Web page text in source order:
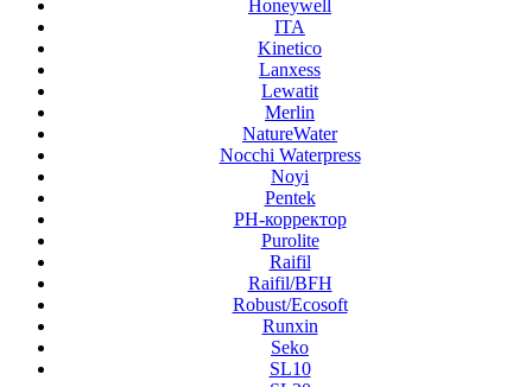
Honeywell
ITA
Kinetico
Lanxess
Lewatit
Merlin
NatureWater
Nocchi Waterpress
Noyi
Pentek
PH-корректор
Purolite
Raifil
Raifil/BFH
Robust/Ecosoft
Runxin
Seko
SL10